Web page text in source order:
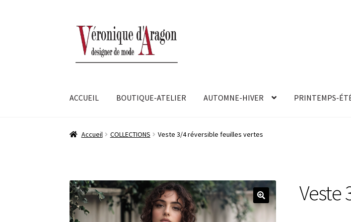
Aller
navigation
Aller
contenu
ACCUEIL BOUTIQUE-ATELIER AUTOMNE-HIVER PRINTEMPS-
Accueil COLLECTIONS Veste 3/4 réversible feuilles vertes
Veste